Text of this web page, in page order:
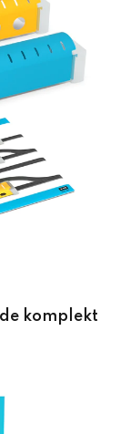
komplekt